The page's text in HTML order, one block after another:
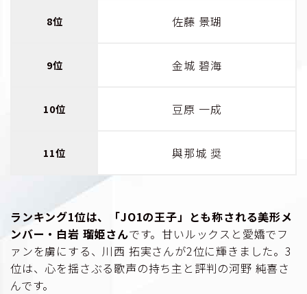
8位 佐藤 景瑚
9位 金城 碧海
10位 豆原 一成
11位 與那城 奨
ランキング1位は、「JO1の王子」とも称される美形メ
ンバー・白岩 瑠姫さんです。甘いルックスと愛嬌でフ
ァンを虜にする、川西 拓実さんが2位に輝きました。3
位は、心を揺さぶる歌声の持ち主と評判の河野 純喜さ
んです。